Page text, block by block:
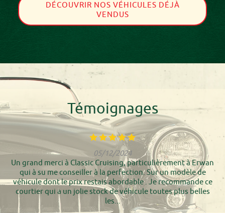
DÉCOUVRIR NOS VÉHICULES DÉJÀ
VENDUS
Témoignages
05/12/2024
Un grand merci à Classic Cruising, particulièrement à Erwan
qui à su me conseiller à la perfection. Sur un modèle de
véhicule dont le prix restais abordable . Je recommande ce
courtier qui a un jolie stock de véhicule toutes plus belles
les...